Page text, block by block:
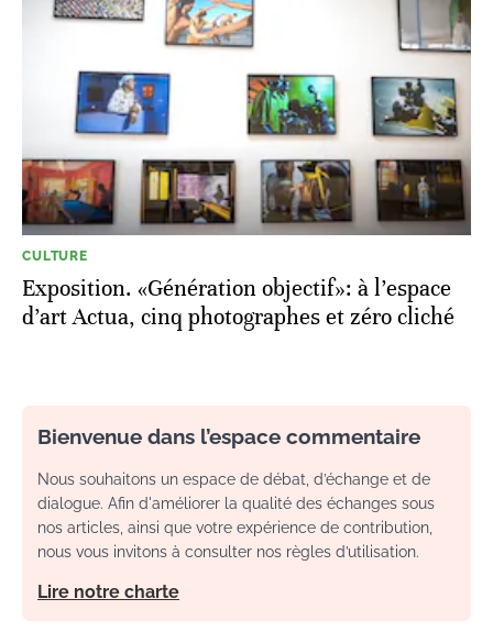
CULTURE
Exposition. «Génération objectif»: à l’espace
d’art Actua, cinq photographes et zéro cliché
Bienvenue dans l’espace commentaire
Nous souhaitons un espace de débat, d’échange et de
dialogue. Afin d'améliorer la qualité des échanges sous
nos articles, ainsi que votre expérience de contribution,
nous vous invitons à consulter nos règles d’utilisation.
Lire notre charte